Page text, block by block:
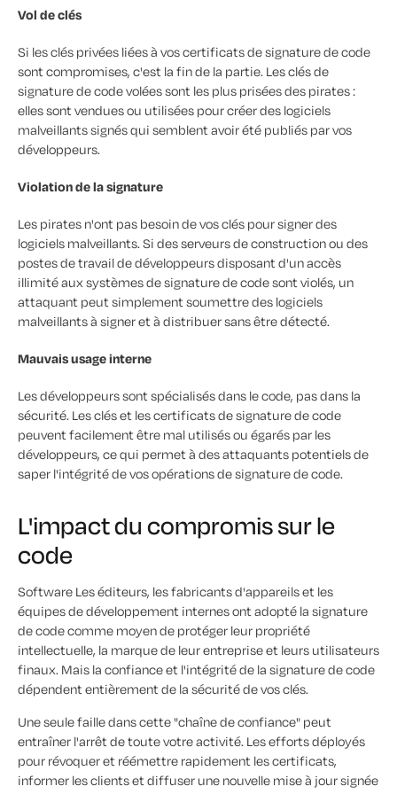
Vol de clés
Si les clés privées liées à vos certificats de signature de code
sont compromises, c'est la fin de la partie. Les clés de
signature de code volées sont les plus prisées des pirates :
elles sont vendues ou utilisées pour créer des logiciels
malveillants signés qui semblent avoir été publiés par vos
développeurs.
Violation de la signature
Les pirates n'ont pas besoin de vos clés pour signer des
logiciels malveillants. Si des serveurs de construction ou des
postes de travail de développeurs disposant d'un accès
illimité aux systèmes de signature de code sont violés, un
attaquant peut simplement soumettre des logiciels
malveillants à signer et à distribuer sans être détecté.
Mauvais usage interne
Les développeurs sont spécialisés dans le code, pas dans la
sécurité. Les clés et les certificats de signature de code
peuvent facilement être mal utilisés ou égarés par les
développeurs, ce qui permet à des attaquants potentiels de
saper l'intégrité de vos opérations de signature de code.
L'impact du compromis sur le
code
Software Les éditeurs, les fabricants d'appareils et les
équipes de développement internes ont adopté la signature
de code comme moyen de protéger leur propriété
intellectuelle, la marque de leur entreprise et leurs utilisateurs
finaux. Mais la confiance et l'intégrité de la signature de code
dépendent entièrement de la sécurité de vos clés.
Une seule faille dans cette "chaîne de confiance" peut
entraîner l'arrêt de toute votre activité. Les efforts déployés
pour révoquer et réémettre rapidement les certificats,
informer les clients et diffuser une nouvelle mise à jour signée